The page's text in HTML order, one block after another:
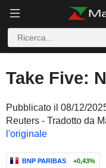
Take Five:
Pubblicato il 08/12/
Reuters - Tradotto da
l'originale
BNP PARIBAS +0,43%